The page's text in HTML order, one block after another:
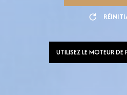
UTILISEZ LE MOTEUR DE